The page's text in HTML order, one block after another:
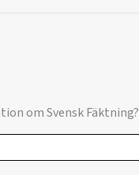
om Svensk Fäktning?